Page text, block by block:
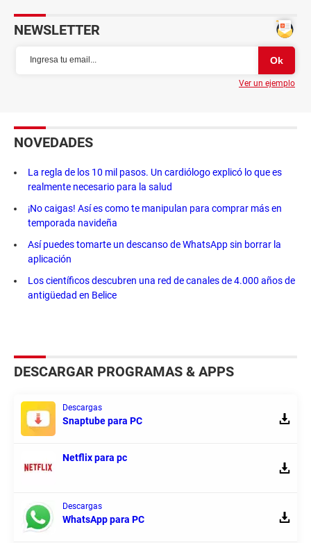
NEWSLETTER
Ver un ejemplo
NOVEDADES
La regla de los 10 mil pasos. Un cardiólogo explicó lo que es
realmente necesario para la salud
¡No caigas! Así es como te manipulan para comprar más en
temporada navideña
Así puedes tomarte un descanso de WhatsApp sin borrar la
aplicación
Los científicos descubren una red de canales de 4.000 años de
antigüedad en Belice
DESCARGAR PROGRAMAS & APPS
Descargas
Snaptube para PC
Netflix para pc
Descargas
WhatsApp para PC